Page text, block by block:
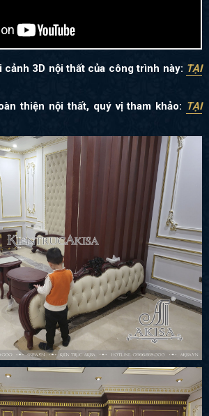
cảnh 3D nội thất của công trình này: TẠI
thiện nội thất, quý vị tham khảo: TẠI